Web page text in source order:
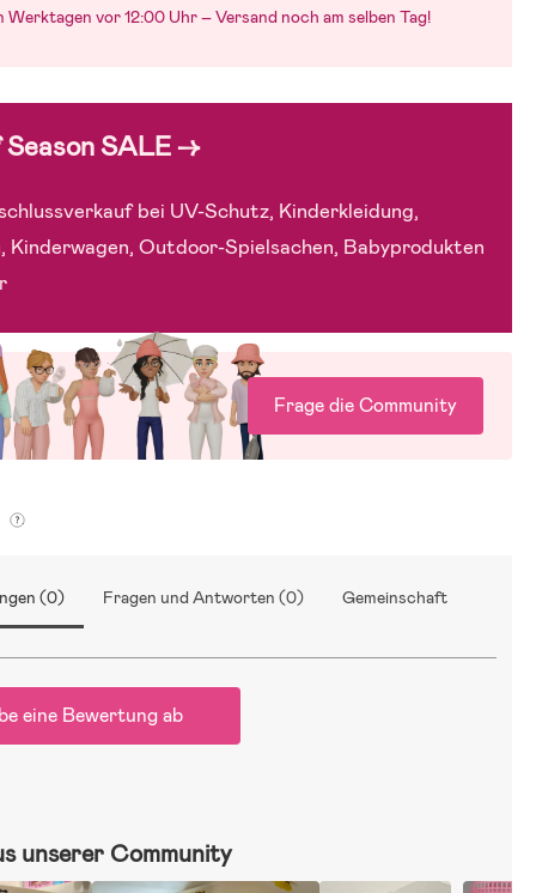
Werktagen vor 12:00 Uhr – Versand noch am selben Tag!
Season SALE →
bei UV-Schutz, Kinderkleidung,
Kinderwagen, Outdoor-Spielsachen, Babyprodukten
Frage die Community
(0) Fragen und Antworten (0) Gemeinschaft
eine Bewertung ab
unserer Community